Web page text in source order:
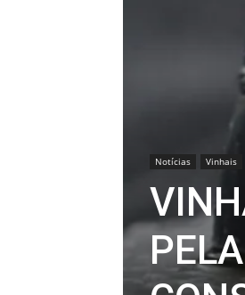
Notícias Vinhais